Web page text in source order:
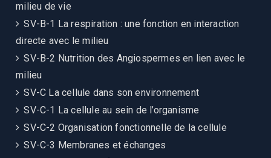
milieu de vie
SV-B-1 La respiration : une fonction en interaction
directe avec le milieu
SV-B-2 Nutrition des Angiospermes en lien avec le
milieu
SV-C La cellule dans son environnement
SV-C-1 La cellule au sein de l’organisme
SV-C-2 Organisation fonctionnelle de la cellule
SV-C-3 Membranes et échanges